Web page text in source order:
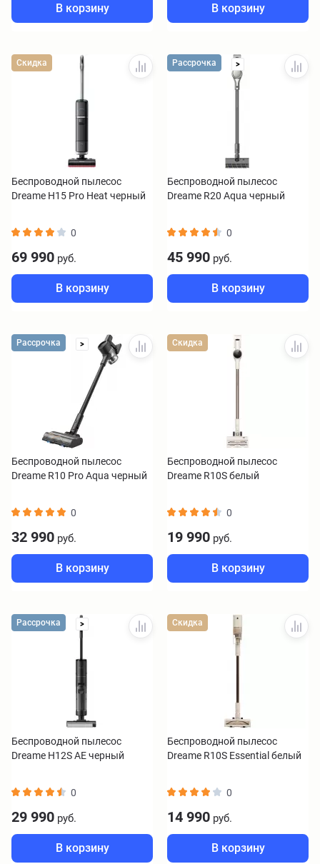
В корзину В корзину
Скидка
Беспроводной пылесос
Dreame H15 Pro Heat черный
0
69 990 руб.
В корзину
Рассрочка >
Беспроводной пылесос
Dreame R20 Aqua черный
0
45 990 руб.
В корзину
Рассрочка >
Беспроводной пылесос
Dreame R10 Pro Aqua черный
0
32 990 руб.
В корзину
Скидка
Беспроводной пылесос
Dreame R10S белый
0
19 990 руб.
В корзину
Рассрочка >
Беспроводной пылесос
Dreame H12S AE черный
0
29 990 руб.
В корзину
Скидка
Беспроводной пылесос
Dreame R10S Essential белый
0
14 990 руб.
В корзину